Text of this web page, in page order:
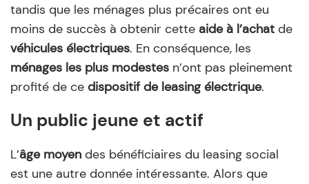
tandis que les ménages plus précaires ont eu
moins de succès à obtenir cette aide à l’achat de
véhicules électriques. En conséquence, les
ménages les plus modestes n’ont pas pleinement
profité de ce dispositif de leasing électrique.
Un public jeune et actif
L’âge moyen des bénéficiaires du leasing social
est une autre donnée intéressante. Alors que